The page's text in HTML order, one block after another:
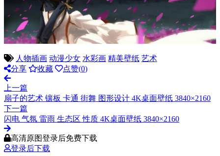
人物插画 动漫少女 水彩画 精美壁纸 艺术
分享
收藏 点赞(0)
上一篇
扇子的艺术 镶板 卡通 街舞 图形设计 4K桌面壁纸 3840×2160
下一篇
闪电 气氛 雷雨 生态区 性质 4K桌面壁纸 3840×2160
高清原图登录后免费下载
登录后下载